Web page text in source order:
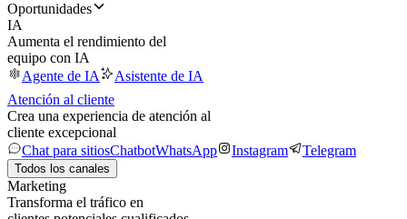
Oportunidades
IA
Aumenta el rendimiento del
equipo con IA
Agente de IA
Asistente de IA
Atención al cliente
Crea una experiencia de atención al
cliente excepcional
Chat para sitiosChatbotWhatsApp Instagram Telegram
Todos los canales
Marketing
Transforma el tráfico en